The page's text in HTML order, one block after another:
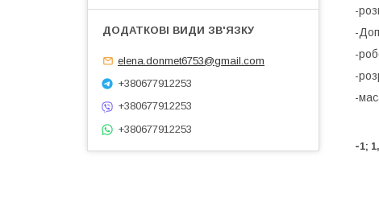
-
-
-
-
-
-1;
elena.donmet6753@gmail.com
+380677912253
+380677912253
+380677912253